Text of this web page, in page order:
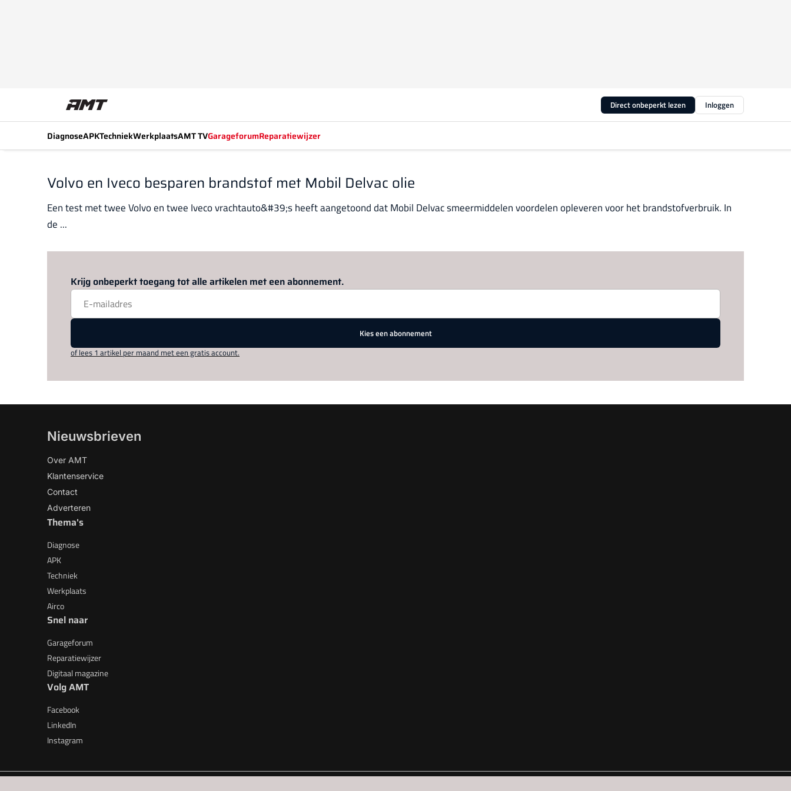
Direct onbeperkt lezen Inloggen
DiagnoseAPKTechniekWerkplaatsAMT TVGarageforumReparatiewijzer
Volvo en Iveco besparen brandstof met Mobil Delvac olie
Een test met twee Volvo en twee Iveco vrachtauto&#39;s heeft aangetoond dat Mobil Delvac smeermiddelen voordelen opleveren voor het brandstofverbruik. In
de ...
Krijg onbeperkt toegang tot alle artikelen met een abonnement.
Kies een abonnement
of lees 1 artikel per maand met een gratis account.
Nieuwsbrieven
Over AMT
Klantenservice
Contact
Adverteren
Thema's
Diagnose
APK
Techniek
Werkplaats
Airco
Snel naar
Garageforum
Reparatiewijzer
Digitaal magazine
Volg AMT
Facebook
LinkedIn
Instagram